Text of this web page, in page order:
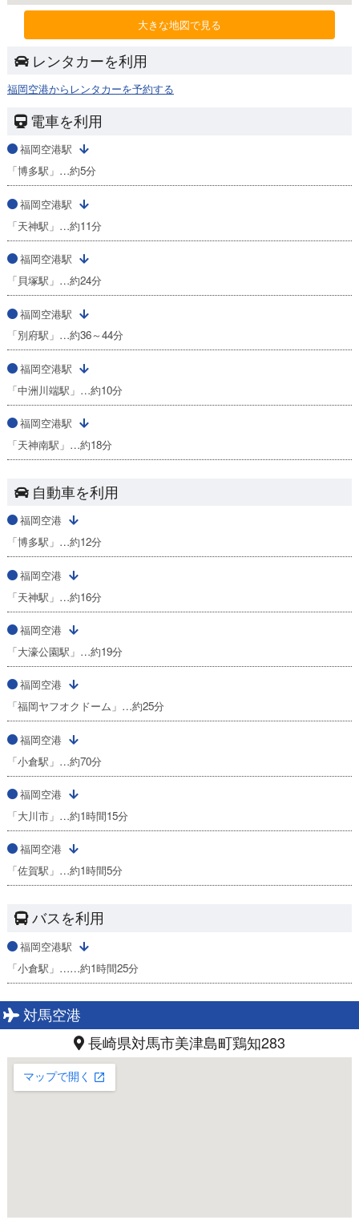
大きな地図で見る
レンタカーを利用
福岡空港からレンタカーを予約する
電車を利用
福岡空港駅
「博多駅」…約5分
福岡空港駅
「天神駅」…約11分
福岡空港駅
「貝塚駅」…約24分
福岡空港駅
「別府駅」…約36～44分
福岡空港駅
「中洲川端駅」…約10分
福岡空港駅
「天神南駅」…約18分
自動車を利用
福岡空港
「博多駅」…約12分
福岡空港
「天神駅」…約16分
福岡空港
「大濠公園駅」…約19分
福岡空港
「福岡ヤフオクドーム」…約25分
福岡空港
「小倉駅」…約70分
福岡空港
「大川市」…約1時間15分
福岡空港
「佐賀駅」…約1時間5分
バスを利用
福岡空港駅
「小倉駅」……約1時間25分
対馬空港
長崎県対馬市美津島町鶏知283